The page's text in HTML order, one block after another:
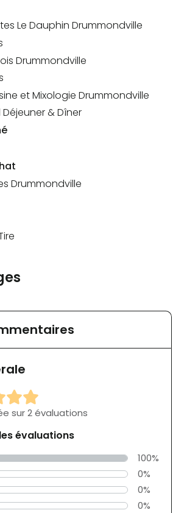
Le Dauphin Drummondville
Drummondville
et Mixologie Drummondville
& Dîner
Drummondville
sur 2 évaluations
évaluations
100%
0%
0%
0%